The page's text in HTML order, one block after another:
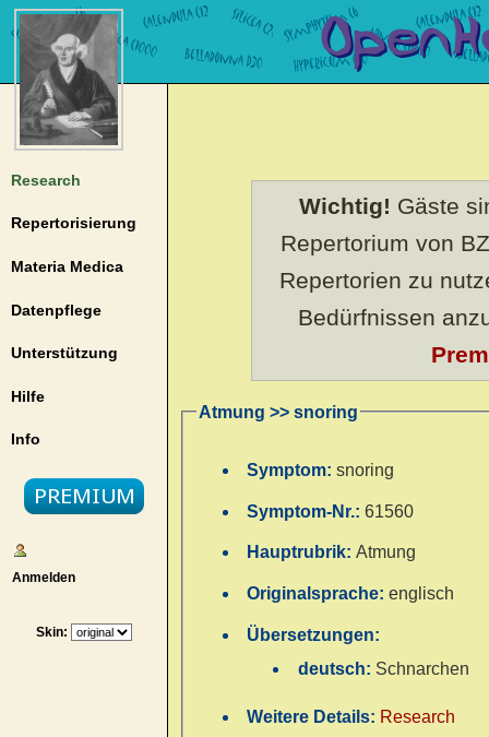
Research
Repertorisierung
Materia Medica
Datenpflege
Unterstützung
Hilfe
Info
Anmelden
Skin:
Wichtig! Gäste
Repertorium von
Repertorien zu
Bedürfnissen
Atmung >> snoring
Symptom:snoring
Symptom-Nr.:61560
Hauptrubrik:Atmung
Originalsprache:englisch
Übersetzungen:
deutsch: Schnarchen
Weitere Details: Research